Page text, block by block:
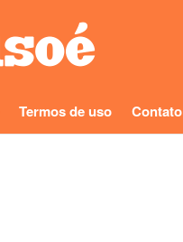
Termos de uso Contato